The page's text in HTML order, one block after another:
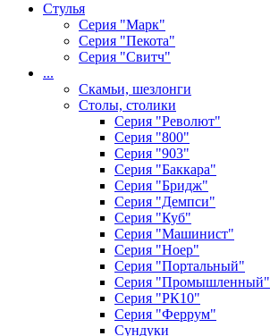
Стулья
Серия "Марк"
Серия "Пекота"
Серия "Свитч"
...
Скамьи, шезлонги
Столы, столики
Серия "Револют"
Серия "800"
Серия "903"
Серия "Баккара"
Серия "Бридж"
Серия "Демпси"
Серия "Куб"
Серия "Машинист"
Серия "Ноер"
Серия "Портальный"
Серия "Промышленный"
Серия "РК10"
Серия "Феррум"
Сундуки